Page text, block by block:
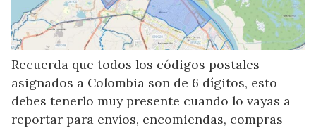
Recuerda que todos los códigos postales
asignados a Colombia son de 6 dígitos, esto
debes tenerlo muy presente cuando lo vayas a
reportar para envíos, encomiendas, compras